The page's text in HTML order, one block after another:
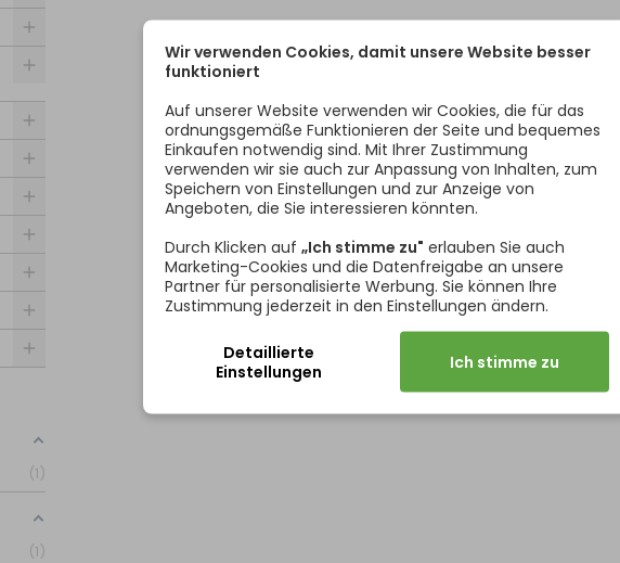
1
1
Wir verwenden Cookies, damit unsere Website besser
funktioniert
Auf unserer Website verwenden wir Cookies, die für das
ordnungsgemäße Funktionieren der Seite und bequemes
Einkaufen notwendig sind. Mit Ihrer Zustimmung
verwenden wir sie auch zur Anpassung von Inhalten, zum
Speichern von Einstellungen und zur Anzeige von
Angeboten, die Sie interessieren könnten.
Durch Klicken auf „Ich stimme zu" erlauben Sie auch
Marketing-Cookies und die Datenfreigabe an unsere
Partner für personalisierte Werbung. Sie können Ihre
Zustimmung jederzeit in den Einstellungen ändern.
Detaillierte
Einstellungen
Ich stimme zu